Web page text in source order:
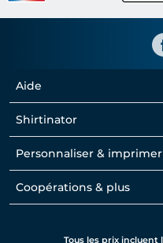
Aide
Shirtinator
Personnaliser & imprimer
Coopérations & plus
Tous les prix incluent